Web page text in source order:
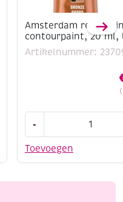
Amsterdam
contourpaint, 20 ml,
Artikelnummer:
Toevoegen
-
/
ml,